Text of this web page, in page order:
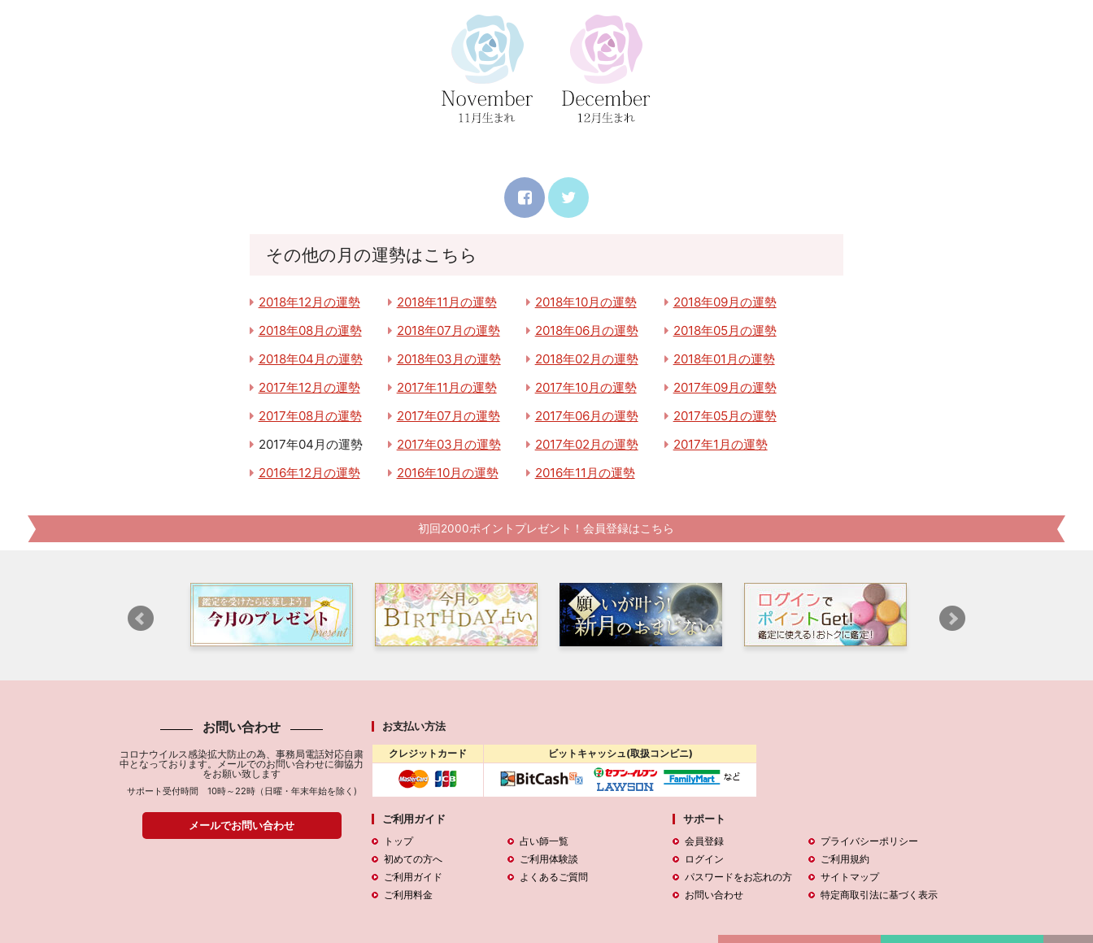
その他の月の運勢はこちら
2018年12月の運勢 2018年11月の運勢 2018年10月の運勢
2018年09月の運勢
2018年08月の運勢
2018年07月の運勢 2018年06月の運勢
2018年05月の運勢
2018年04月の運勢
2018年03月の運勢 2018年02月の運勢
2018年01月の運勢
2017年12月の運勢
2017年11月の運勢 2017年10月の運勢
2017年09月の運勢
2017年08月の運勢
2017年07月の運勢 2017年06月の運勢
2017年05月の運勢
2017年04月の運勢
2017年03月の運勢 2017年02月の運勢
2017年1月の運勢
2016年12月の運勢
2016年10月の運勢 2016年11月の運勢
初回2000ポイントプレゼント！会員登録はこちら
お問い合わせ
コロナウイルス感染拡大防止の為、事務局電話対応自粛
中となっております。メールでのお問い合わせに御協力
をお願い致します
サポート受付時間 10時～22時（日曜・年末年始を除く)
メールでお問い合わせ
お支払い方法
クレジットカード ビットキャッシュ(取扱コンビニ)
ご利用ガイド
トップ
初めての方へ
ご利用ガイド
ご利用料金
占い師一覧
ご利用体験談
よくあるご質問
サポート
会員登録
ログイン
パスワードをお忘れの方
お問い合わせ
プライバシーポリシー
ご利用規約
サイトマップ
特定商取引法に基づく表示